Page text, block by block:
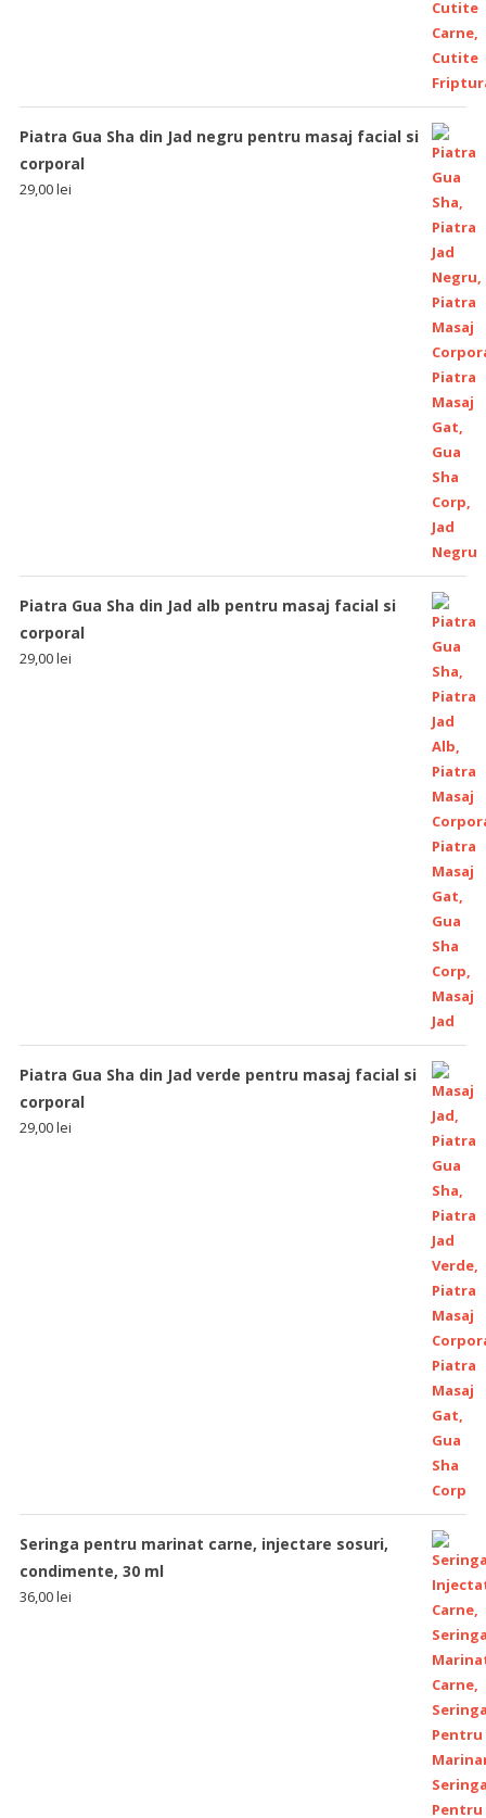
Piatra Gua Sha din Jad negru pentru masaj facial si
corporal
29,00lei
Piatra Gua Sha din Jad alb pentru masaj facial si
corporal
29,00lei
Piatra Gua Sha din Jad verde pentru masaj facial si
corporal
29,00lei
Seringa pentru marinat carne, injectare sosuri,
condimente, 30 ml
36,00lei